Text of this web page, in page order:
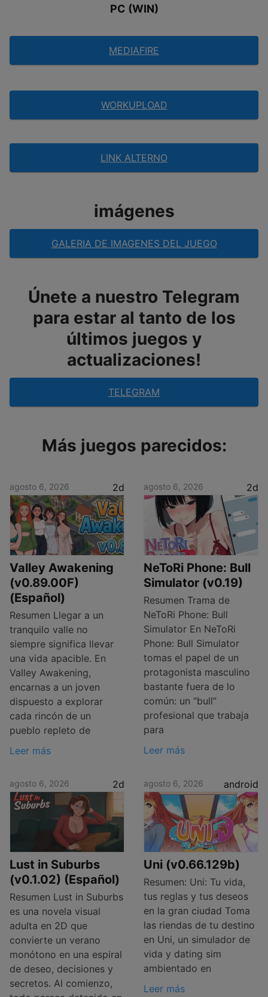
PC (WIN)
MEDIAFIRE
WORKUPLOAD
LINK ALTERNO
imágenes
GALERIA DE IMAGENES DEL JUEGO
Únete a nuestro Telegram
para estar al tanto de los
últimos juegos y
actualizaciones!
TELEGRAM
Más juegos parecidos:
agosto 6, 2026 2d
Valley Awakening
(v0.89.00F)
(Español)
Resumen Llegar a un
tranquilo valle no
siempre significa llevar
una vida apacible. En
Valley Awakening,
encarnas a un joven
dispuesto a explorar
cada rincón de un
pueblo repleto de
Leer más
agosto 6, 2026 2d
NeToRi Phone: Bull
Simulator (v0.19)
Resumen Trama de
NeToRi Phone: Bull
Simulator En NeToRi
Phone: Bull Simulator
tomas el papel de un
protagonista masculino
bastante fuera de lo
común: un “bull”
profesional que trabaja
para
Leer más
agosto 6, 2026 2d
Lust in Suburbs
(v0.1.02) (Español)
Resumen Lust in Suburbs
es una novela visual
adulta en 2D que
convierte un verano
monótono en una espiral
de deseo, decisiones y
secretos. Al comienzo,
agosto 6, 2026 android
Uni (v0.66.129b)
Resumen: Uni: Tu vida,
tus reglas y tus deseos
en la gran ciudad Toma
las riendas de tu destino
en Uni, un simulador de
vida y dating sim
ambientado en
Leer más